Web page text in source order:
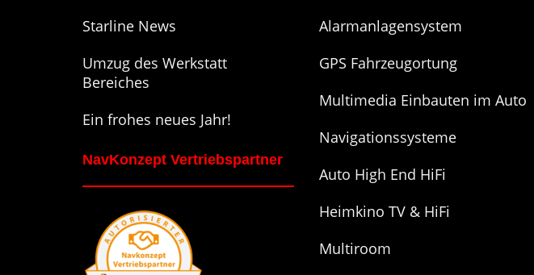
Starline News
Umzug des Werkstatt
Bereiches
Ein frohes neues Jahr!
NavKonzept Vertriebspartner
Alarmanlagensystem
GPS Fahrzeugortung
Multimedia Einbauten im Auto
Navigationssysteme
Auto High End HiFi
Heimkino TV & HiFi
Multiroom